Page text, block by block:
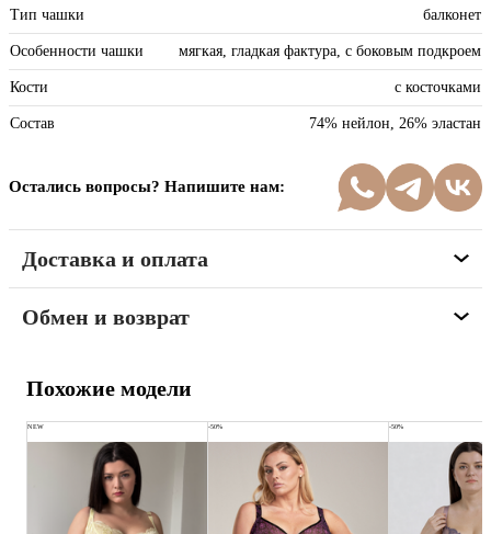
Тип чашки балконет
Особенности чашки мягкая, гладкая фактура, с боковым подкроем
Кости с косточками
Состав 74% нейлон, 26% эластан
Остались вопросы? Напишите нам:
Доставка и оплата
Обмен и возврат
Похожие модели
NEW -50% -50%